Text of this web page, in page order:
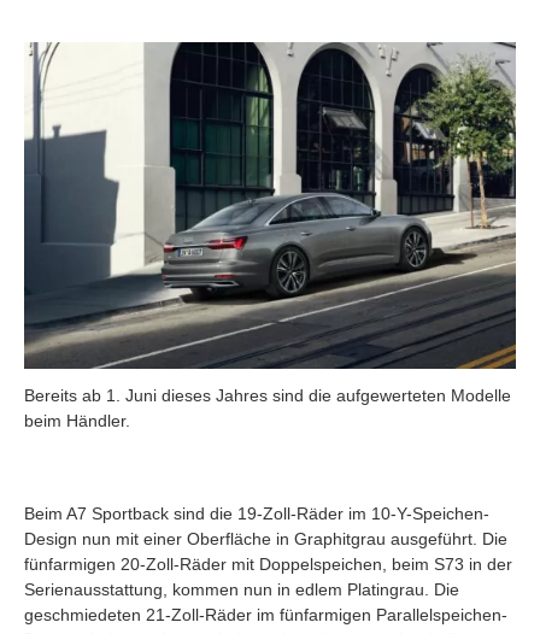
Bereits ab 1. Juni dieses Jahres sind die aufgewerteten Modelle
beim Händler.
Beim A7 Sportback sind die 19-Zoll-Räder im 10-Y-Speichen-
Design nun mit einer Oberfläche in Graphitgrau ausgeführt. Die
fünfarmigen 20-Zoll-Räder mit Doppelspeichen, beim S73 in der
Serienausstattung, kommen nun in edlem Platingrau. Die
geschmiedeten 21-Zoll-Räder im fünfarmigen Parallelspeichen-